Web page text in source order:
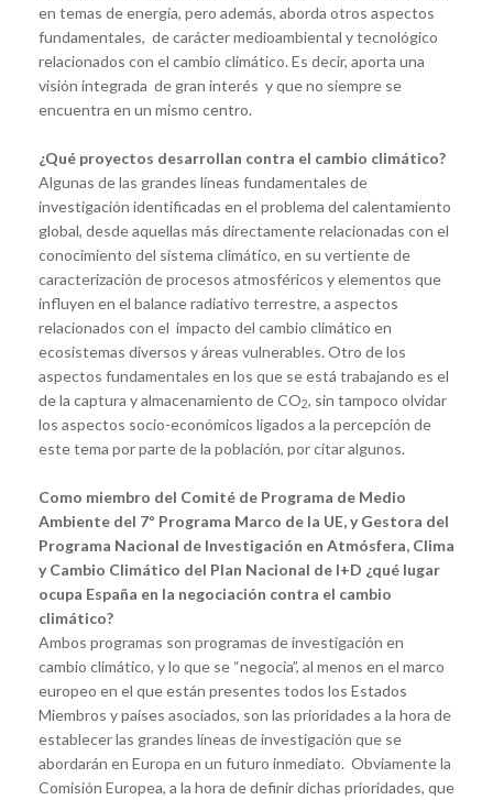
en temas de energía, pero además, aborda otros aspectos
fundamentales, de carácter medioambiental y tecnológico
relacionados con el cambio climático. Es decir, aporta una
visión integrada de gran interés y que no siempre se
encuentra en un mismo centro.
¿Qué proyectos desarrollan contra el cambio climático?
Algunas de las grandes líneas fundamentales de
investigación identificadas en el problema del calentamiento
global, desde aquellas más directamente relacionadas con el
conocimiento del sistema climático, en su vertiente de
caracterización de procesos atmosféricos y elementos que
influyen en el balance radiativo terrestre, a aspectos
relacionados con el impacto del cambio climático en
ecosistemas diversos y áreas vulnerables. Otro de los
aspectos fundamentales en los que se está trabajando es el
de la captura y almacenamiento de CO2, sin tampoco olvidar
los aspectos socio-económicos ligados a la percepción de
este tema por parte de la población, por citar algunos.
Como miembro del Comité de Programa de Medio
Ambiente del 7º Programa Marco de la UE, y Gestora del
Programa Nacional de Investigación en Atmósfera, Clima
y Cambio Climático del Plan Nacional de I+D ¿qué lugar
ocupa España en la negociación contra el cambio
climático?
Ambos programas son programas de investigación en
cambio climático, y lo que se “negocia”, al menos en el marco
europeo en el que están presentes todos los Estados
Miembros y países asociados, son las prioridades a la hora de
establecer las grandes líneas de investigación que se
abordarán en Europa en un futuro inmediato. Obviamente la
Comisión Europea, a la hora de definir dichas prioridades, que